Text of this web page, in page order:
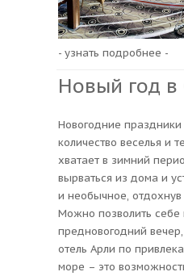
- узнать подробнее -
Новый год в
Новогодние
количество веселья и
хватает в зимний
вырваться из дома и
и необычное,
Можно позволить себе
предновогодний
отель Арли по
море – это